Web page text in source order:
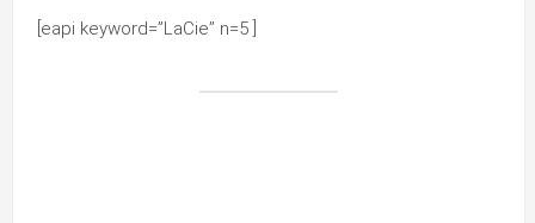
[eapi keyword=”LaCie” n=5 ]